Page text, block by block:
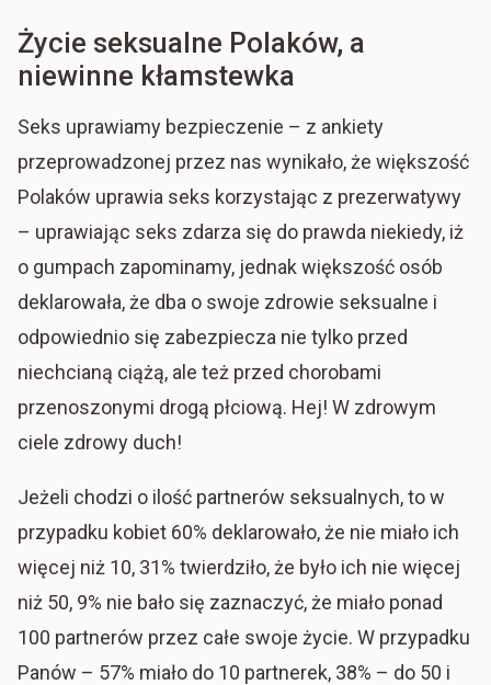
Życie seksualne Polaków, a
niewinne kłamstewka
Seks uprawiamy bezpieczenie – z ankiety
przeprowadzonej przez nas wynikało, że większość
Polaków uprawia seks korzystając z prezerwatywy
– uprawiając seks zdarza się do prawda niekiedy, iż
o gumpach zapominamy, jednak większość osób
deklarowała, że dba o swoje zdrowie seksualne i
odpowiednio się zabezpiecza nie tylko przed
niechcianą ciążą, ale też przed chorobami
przenoszonymi drogą płciową. Hej! W zdrowym
ciele zdrowy duch!
Jeżeli chodzi o ilość partnerów seksualnych, to w
przypadku kobiet 60% deklarowało, że nie miało ich
więcej niż 10, 31% twierdziło, że było ich nie więcej
niż 50, 9% nie bało się zaznaczyć, że miało ponad
100 partnerów przez całe swoje życie. W przypadku
Panów – 57% miało do 10 partnerek, 38% – do 50 i